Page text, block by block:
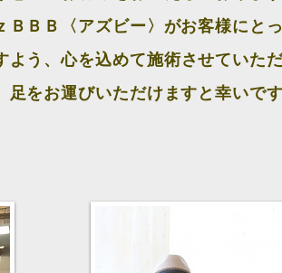
ＢＢＢ〈アズビー〉がお客様にと
よう、心を込めて施術させていただ
足をお運びいただけますと幸いです